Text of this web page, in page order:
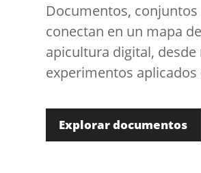
Documentos,
conectan en un mapa
apicultura digital,
experimentos aplicados
Explorar documentos